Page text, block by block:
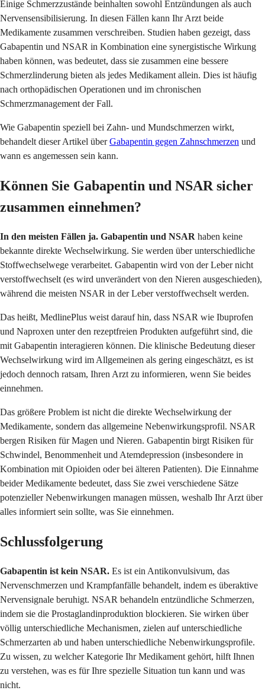
Einige Schmerzzustände beinhalten sowohl Entzündungen als auch
Nervensensibilisierung. In diesen Fällen kann Ihr Arzt beide
Medikamente zusammen verschreiben. Studien haben gezeigt, dass
Gabapentin und NSAR in Kombination eine synergistische Wirkung
haben können, was bedeutet, dass sie zusammen eine bessere
Schmerzlinderung bieten als jedes Medikament allein. Dies ist häufig
nach orthopädischen Operationen und im chronischen
Schmerzmanagement der Fall.
Wie Gabapentin speziell bei Zahn- und Mundschmerzen wirkt,
behandelt dieser Artikel überGabapentin gegen Zahnschmerzen und
wann es angemessen sein kann.
Können Sie Gabapentin und NSAR sicher
zusammen einnehmen?
In den meisten Fällen ja. Gabapentin und NSAR haben keine
bekannte direkte Wechselwirkung. Sie werden über unterschiedliche
Stoffwechselwege verarbeitet. Gabapentin wird von der Leber nicht
verstoffwechselt (es wird unverändert von den Nieren ausgeschieden),
während die meisten NSAR in der Leber verstoffwechselt werden.
Das heißt, MedlinePlus weist darauf hin, dass NSAR wie Ibuprofen
und Naproxen unter den rezeptfreien Produkten aufgeführt sind, die
mit Gabapentin interagieren können. Die klinische Bedeutung dieser
Wechselwirkung wird im Allgemeinen als gering eingeschätzt, es ist
jedoch dennoch ratsam, Ihren Arzt zu informieren, wenn Sie beides
einnehmen.
Das größere Problem ist nicht die direkte Wechselwirkung der
Medikamente, sondern das allgemeine Nebenwirkungsprofil. NSAR
bergen Risiken für Magen und Nieren. Gabapentin birgt Risiken für
Schwindel, Benommenheit und Atemdepression (insbesondere in
Kombination mit Opioiden oder bei älteren Patienten). Die Einnahme
beider Medikamente bedeutet, dass Sie zwei verschiedene Sätze
potenzieller Nebenwirkungen managen müssen, weshalb Ihr Arzt über
alles informiert sein sollte, was Sie einnehmen.
Schlussfolgerung
Gabapentin ist kein NSAR. Es ist ein Antikonvulsivum, das
Nervenschmerzen und Krampfanfälle behandelt, indem es überaktive
Nervensignale beruhigt. NSAR behandeln entzündliche Schmerzen,
indem sie die Prostaglandinproduktion blockieren. Sie wirken über
völlig unterschiedliche Mechanismen, zielen auf unterschiedliche
Schmerzarten ab und haben unterschiedliche Nebenwirkungsprofile.
Zu wissen, zu welcher Kategorie Ihr Medikament gehört, hilft Ihnen
zu verstehen, was es für Ihre spezielle Situation tun kann und was
nicht.